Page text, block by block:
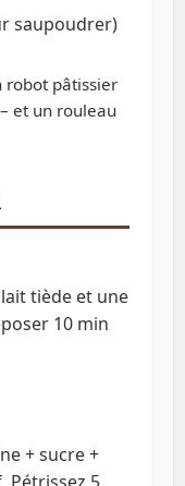
saupoudrer)
robot pâtissier
– et un rouleau
tiède et une
10 min
+ sucre +